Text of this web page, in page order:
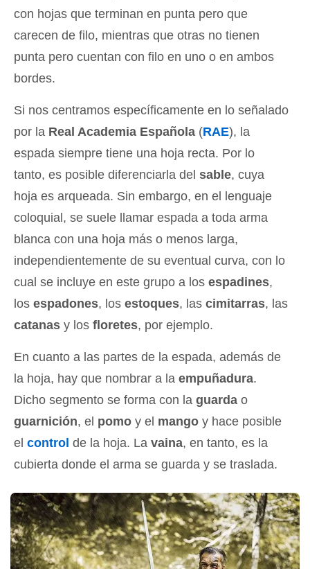
con hojas que terminan en punta pero que
carecen de filo, mientras que otras no tienen
punta pero cuentan con filo en uno o en ambos
bordes.
Si nos centramos específicamente en lo señalado
por la Real Academia Española (RAE), la
espada siempre tiene una hoja recta. Por lo
tanto, es posible diferenciarla del sable, cuya
hoja es arqueada. Sin embargo, en el lenguaje
coloquial, se suele llamar espada a toda arma
blanca con una hoja más o menos larga,
independientemente de su eventual curva, con lo
cual se incluye en este grupo a los espadines,
los espadones, los estoques, las cimitarras, las
catanas y los floretes, por ejemplo.
En cuanto a las partes de la espada, además de
la hoja, hay que nombrar a la empuñadura.
Dicho segmento se forma con la guarda o
guarnición, el pomo y el mango y hace posible
el control de la hoja. La vaina, en tanto, es la
cubierta donde el arma se guarda y se traslada.